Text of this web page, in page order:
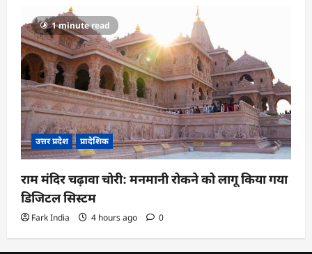
1 minute read
उत्तर प्रदेश प्रादेशिक
राम मंदिर चढ़ावा चोरी: मनमानी रोकने को लागू किया गया
डिजिटल सिस्टम
Fark India 4 hours ago 0